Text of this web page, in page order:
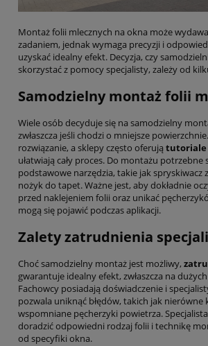
Montaż folii mlecznych na okna może
zadaniem, jednak wymaga precyzji i
uzyskać idealny efekt. Decyzja, czy
skorzystać z pomocy specjalisty, zależy od
Samodzielny montaż folii
Wiele osób decyduje się na samodzielny
zwłaszcza jeśli chodzi o mniejsze
rozwiązanie, a sklepy często oferują tutoriale
ułatwiają cały proces. Do montażu potrzebne
podstawowe narzędzia, takie jak spryskiwacz
nożyk do tapet. Ważne jest, aby dokładnie
przed naklejeniem folii oraz unikać
mogą się pojawić podczas aplikacji.
Zalety zatrudnienia
Choć samodzielny montaż jest możliwy,
gwarantuje idealny efekt, zwłaszcza na
Fachowcy posiadają doświadczenie i
pozwala uniknąć błędów, takich jak nierówne
wspomniane pęcherzyki powietrza.
doradzić odpowiedni rodzaj folii i technikę
od specyfiki okna.